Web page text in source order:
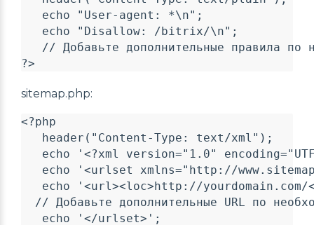
   echo "User-agent: *\n";
   echo "Disallow: /bitrix/\n";
// Добавьте дополнительные правила по
sitemap.php:
<?php
   header("Content-Type: text/xml");
echo '<?xml version="1.0"
echo '<urlset xmlns="http://
echo '<url><loc>http://yourdomain.com/
// Добавьте дополнительные URL по
   echo '</urlset>';